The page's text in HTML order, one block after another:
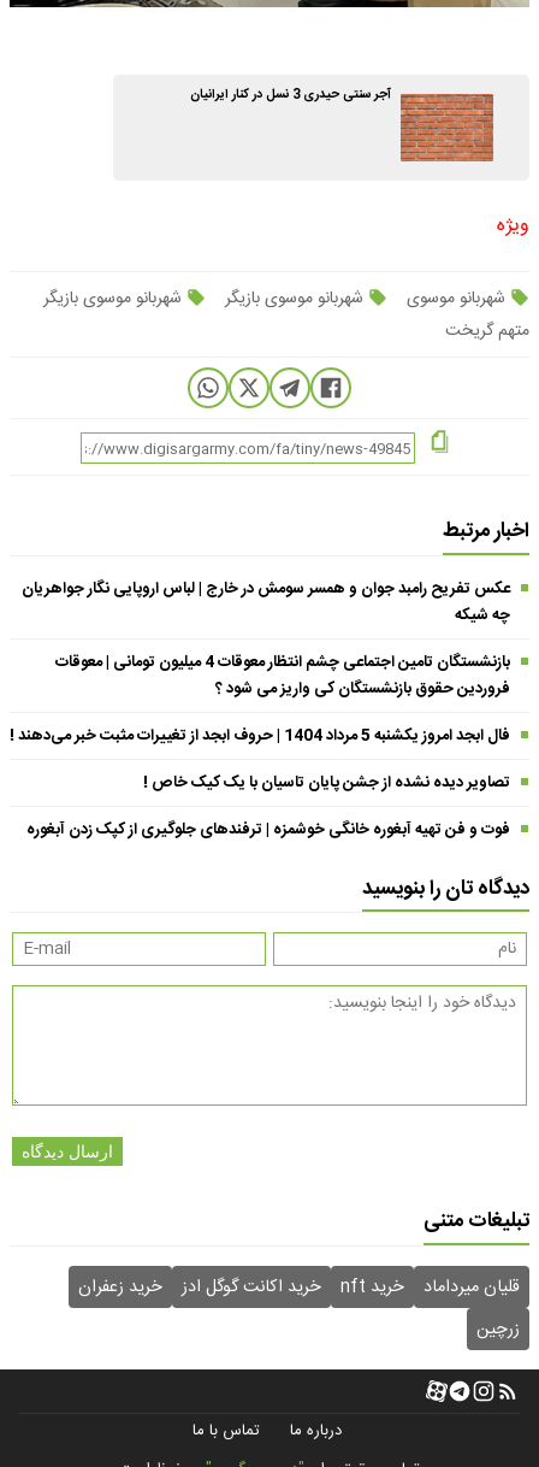
آجر سنتی حیدری 3 نسل در کنار ایرانیان
ویژه
شهربانو موسوی شهربانو موسوی بازیگر
شهربانو موسوی بازیگر
متهم گریخت
اخبار مرتبط
عکس تفریح رامبد جوان و همسر سومش در خارج | لباس اروپایی نگار جواهریان
چه شیکه
بازنشستگان تامین اجتماعی چشم انتظار معوقات 4 میلیون تومانی | معوقات
فروردین حقوق بازنشستگان کی واریز می شود ؟
فال ابجد امروز یکشنبه 5 مرداد 1404 | حروف ابجد از تغییرات مثبت خبر می‌دهند !
تصاویر دیده نشده از جشن پایان تاسیان با یک کیک خاص !
فوت و فن تهیه آبغوره خانگی خوشمزه | ترفندهای جلوگیری از کپک زدن آبغوره
دیدگاه تان را بنویسید
ارسال دیدگاه
تبلیغات متنی
قلیان میرداماد خرید nft خرید اکانت گوگل ادز
خرید زعفران
زرچین
درباره ما
تماس با ما